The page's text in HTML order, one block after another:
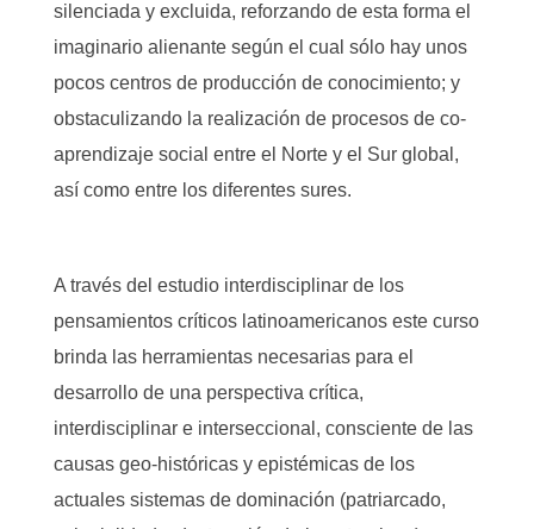
silenciada y excluida, reforzando de esta forma el
imaginario alienante según el cual sólo hay unos
pocos centros de producción de conocimiento; y
obstaculizando la realización de procesos de co-
aprendizaje social entre el Norte y el Sur global,
así como entre los diferentes sures.
A través del estudio interdisciplinar de los
pensamientos críticos latinoamericanos este curso
brinda las herramientas necesarias para el
desarrollo de una perspectiva crítica,
interdisciplinar e interseccional, consciente de las
causas geo-históricas y epistémicas de los
actuales sistemas de dominación (patriarcado,